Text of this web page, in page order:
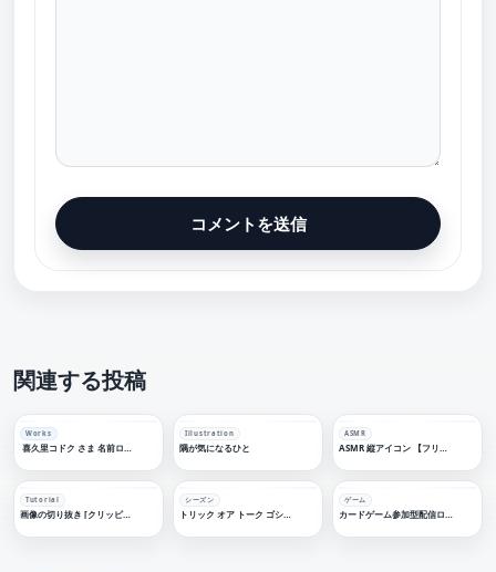
関連する投稿
Works
喜久里コドク さま 名前ロゴデザイン
Illustration
隅が気になるひと
ASMR
ASMR 縦アイコン 【フリー素材・サムネ素材】睡眠導入
Tutorial
画像の切り抜き [クリッピングマスク]
シーズン
トリック オア トーク ゴシック ハロウィーン雑談【フリー素材・サムネ素材】
ゲーム
カードゲーム参加型配信ロゴ【フリー素材・サムネ素材】